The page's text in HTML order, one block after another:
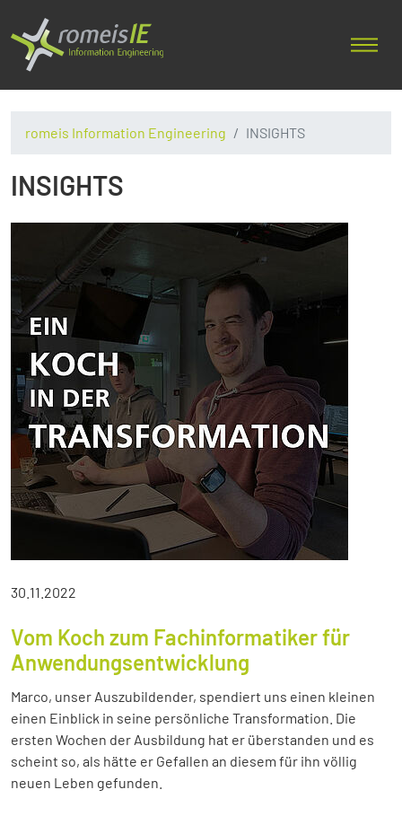
romeis Information Engineering INSIGHTS
INSIGHTS
30.11.2022
Vom Koch zum Fachinformatiker für
Anwendungsentwicklung
Marco, unser Auszubildender, spendiert uns einen kleinen
einen Einblick in seine persönliche Transformation. Die
ersten Wochen der Ausbildung hat er überstanden und es
scheint so, als hätte er Gefallen an diesem für ihn völlig
neuen Leben gefunden.